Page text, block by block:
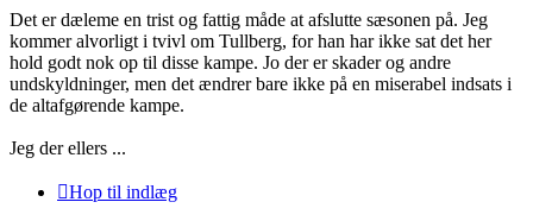
Det er dæleme en trist og fattig måde at afslutte sæsonen på. Jeg
kommer alvorligt i tvivl om Tullberg, for han har ikke sat det her
hold godt nok op til disse kampe. Jo der er skader og andre
undskyldninger, men det ændrer bare ikke på en miserabel indsats i
de altafgørende kampe.
Jeg der ellers ...
Hop til indlæg